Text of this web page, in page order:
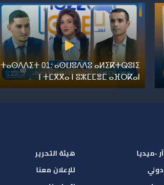
ⵜⴰⵙⴷⴷⵉⵜ 01: ⴰⵙⵡⵓⴷⴷⵓ ⴰⵍⵉⴽⵜⵕⵓⵏⵉ
ⵏ ⵜⵎⴳⴳⴰ ⵏ ⵓⵣⵎⵎⴻⵎ ⴰⴼⵔⴽⴰⵏ
آر -ميديا
دولي
هيئة التحرير
للإعلان معنا